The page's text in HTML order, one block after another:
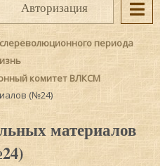
Авторизация
периода
комитет ВЛКСМ
(№24)
материалов